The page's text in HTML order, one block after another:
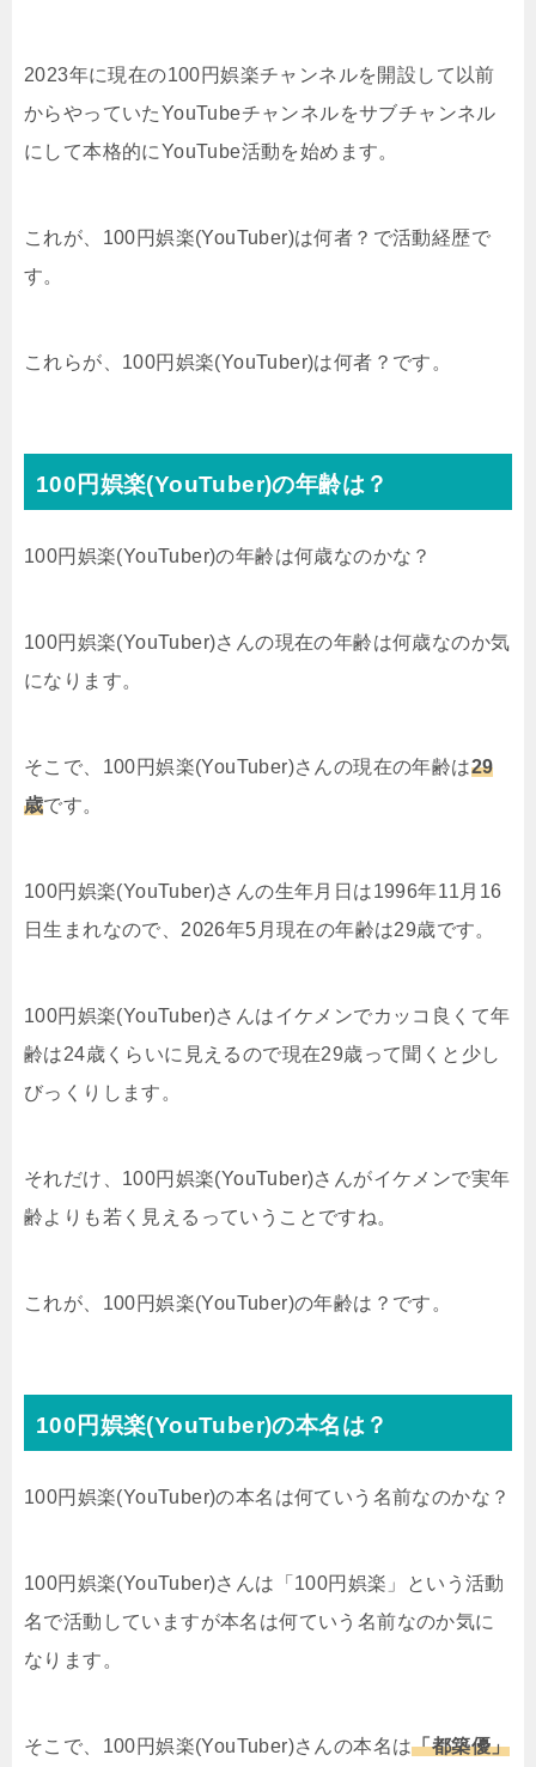
2023年に現在の100円娯楽チャンネルを開設して以前
からやっていたYouTubeチャンネルをサブチャンネル
にして本格的にYouTube活動を始めます。
これが、100円娯楽(YouTuber)は何者？で活動経歴で
す。
これらが、100円娯楽(YouTuber)は何者？です。
100円娯楽(YouTuber)の年齢は？
100円娯楽(YouTuber)の年齢は何歳なのかな？
100円娯楽(YouTuber)さんの現在の年齢は何歳なのか気
になります。
そこで、100円娯楽(YouTuber)さんの現在の年齢は29
歳です。
100円娯楽(YouTuber)さんの生年月日は1996年11月16
日生まれなので、2026年5月現在の年齢は29歳です。
100円娯楽(YouTuber)さんはイケメンでカッコ良くて年
齢は24歳くらいに見えるので現在29歳って聞くと少し
びっくりします。
それだけ、100円娯楽(YouTuber)さんがイケメンで実年
齢よりも若く見えるっていうことですね。
これが、100円娯楽(YouTuber)の年齢は？です。
100円娯楽(YouTuber)の本名は？
100円娯楽(YouTuber)の本名は何ていう名前なのかな？
100円娯楽(YouTuber)さんは「100円娯楽」という活動
名で活動していますが本名は何ていう名前なのか気に
なります。
そこで、100円娯楽(YouTuber)さんの本名は「都築優」